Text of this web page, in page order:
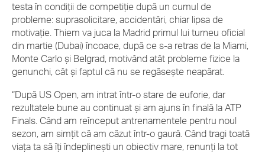
testa în condiții de competiție după un cumul de
probleme: suprasolicitare, accidentări, chiar lipsa de
motivație. Thiem va juca la Madrid primul lui turneu oficial
din martie (Dubai) încoace, după ce s-a retras de la Miami,
Monte Carlo și Belgrad, motivând atât probleme fizice la
genunchi, cât și faptul că nu se regăsește neapărat.
“După US Open, am intrat într-o stare de euforie, dar
rezultatele bune au continuat și am ajuns în finală la ATP
Finals. Când am reînceput antrenamentele pentru noul
sezon, am simțit că am căzut într-o gaură. Când tragi toată
viața ta să îți îndeplinești un obiectiv mare, renunți la tot